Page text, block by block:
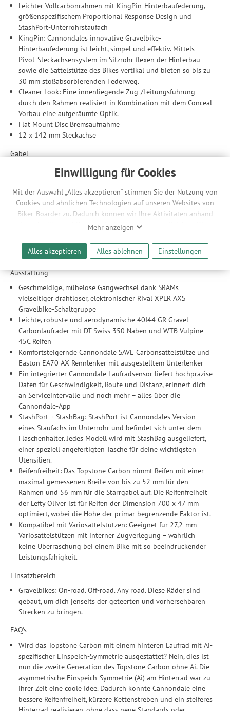
Einwilligung für Cookies
Mit der Auswahl „Alles akzeptieren“ stimmen Sie der Nutzung von
Cookies und ähnlichen Technologien auf unseren Websites von
Biker-Boarder zu. Dadurch können wir Ihre Aktivitäten anhand
Ihrer Geräte- und Browsereinstellungen nachvollziehen. Dies
ermöglicht es uns, anhand ihrer Interessen nutzungsbasierte
Werbeanzeigen für Sie bereitzustellen sowie Funktionalitäten
unserer Website sicherzustellen und stetig zu verbessern. Dabei
werden Ihre Daten auch an Drittanbieter und Werbepartner
weitergegeben. Die Verarbeitung erfolgt ausschließlich zum
Zwecke der Einbindung von Streaming-Inhalten und der
Durchführung von statistischer Analyse, Reichweitenmessungen,
Produktempfehlungen und nutzungsbasierter Werbung.
Informationen zu den einzelnen Funktionen, den Drittanbietern
und der Speicherdauer finden Sie unter Einstellungen. Diese
Einwilligung ist freiwillig, für die Nutzung unserer Website nicht
erforderlich und gilt, bis sie widerrufen wird. Sie können Ihre
Einwilligung unter Einstellungen lediglich für bestimmte
Drittanbieter erteilen und jederzeit für die Zukunft widerrufen.
Mehr anzeigen
Alles akzeptieren Alles ablehnen Einstellungen
Leichter Vollcarbonrahmen mit KingPin-Hinterbaufederung,
größenspezifischem Proportional Response Design und
StashPort-Unterrohrstaufach
KingPin: Cannondales innovative Gravelbike-
Hinterbaufederung ist leicht, simpel und effektiv. Mittels
Pivot-Steckachsensystem im Sitzrohr flexen der Hinterbau
sowie die Sattelstütze des Bikes vertikal und bieten so bis zu
30 mm stoßabsorbierenden Federweg.
Cleaner Look: Eine innenliegende Zug-/Leitungsführung
durch den Rahmen realisiert in Kombination mit dem Conceal
Vorbau eine aufgeräumte Optik.
Flat Mount Disc Bremsaufnahme
12 x 142 mm Steckachse
Gabel
Hochwertige Carbongabel: Leicht, komfortabel und präzise.
Die Carbongabel verfügt über drei Befestigungspunkte an
jedem Gabelbein, um die Gepäckkapazität zu maximieren,
Gabelbein sowie über eine einfache Aufnahme für
Schutzbleche, sodass du für jedes Fahrabenteuer bei allen
Flat Mount Disc Bremsaufnahme
12 x 100 mm Steckachse
Ausstattung
Geschmeidige, mühelose Gangwechsel dank SRAMs
vielseitiger drahtloser, elektronischer Rival XPLR AXS
Gravelbike-Schaltgruppe
Leichte, robuste und aerodynamische 40I44 GR Gravel-
Carbonlaufräder mit DT Swiss 350 Naben und WTB Vulpine
45C Reifen
Komfortsteigernde Cannondale SAVE Carbonsattelstütze und
Easton EA70 AX Rennlenker mit ausgestelltem Unterlenker
Ein integrierter Cannondale Laufradsensor liefert hochpräzise
Daten für Geschwindigkeit, Route und Distanz, erinnert dich
an Serviceintervalle und noch mehr – alles über die
Cannondale-App
StashPort + StashBag: StashPort ist Cannondales Version
eines Staufachs im Unterrohr und befindet sich unter dem
Flaschenhalter. Jedes Modell wird mit StashBag ausgeliefert,
einer speziell angefertigten Tasche für deine wichtigsten
Utensilien.
Reifenfreiheit: Das Topstone Carbon nimmt Reifen mit einer
maximal gemessenen Breite von bis zu 52 mm für den
Rahmen und 56 mm für die Starrgabel auf. Die Reifenfreiheit
der Lefty Oliver ist für Reifen der Dimension 700 x 47 mm
optimiert, wobei die Höhe der primär begrenzende Faktor ist.
Kompatibel mit Variosattelstützen: Geeignet für 27,2-mm-
Variosattelstützen mit interner Zugverlegung – wahrlich
keine Überraschung bei einem Bike mit so beeindruckender
Leistungsfähigkeit.
Einsatzbereich
Gravelbikes: On-road. Off-road. Any road. Diese Räder sind
gebaut, um dich jenseits der geteerten und vorhersehbaren
Strecken zu bringen.
FAQ's
Wird das Topstone Carbon mit einem hinteren Laufrad mit Ai-
spezifischer Einspeich-Symmetrie ausgestattet? Nein, dies ist
nun die zweite Generation des Topstone Carbon ohne Ai. Die
asymmetrische Einspeich-Symmetrie (Ai) am Hinterrad war zu
ihrer Zeit eine coole Idee. Dadurch konnte Cannondale eine
bessere Reifenfreiheit, kürzere Kettenstreben und ein steiferes